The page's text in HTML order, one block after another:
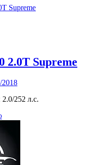
2.0T Supreme
2018
2.0/252 л.с.